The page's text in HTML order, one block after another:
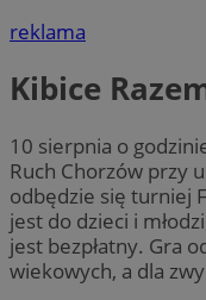
reklama
Kibice
10 sierpnia o
Ruch Chorzów przy
odbędzie się turniej
jest do dzieci i
jest bezpłatny. Gra
wiekowych, a dla